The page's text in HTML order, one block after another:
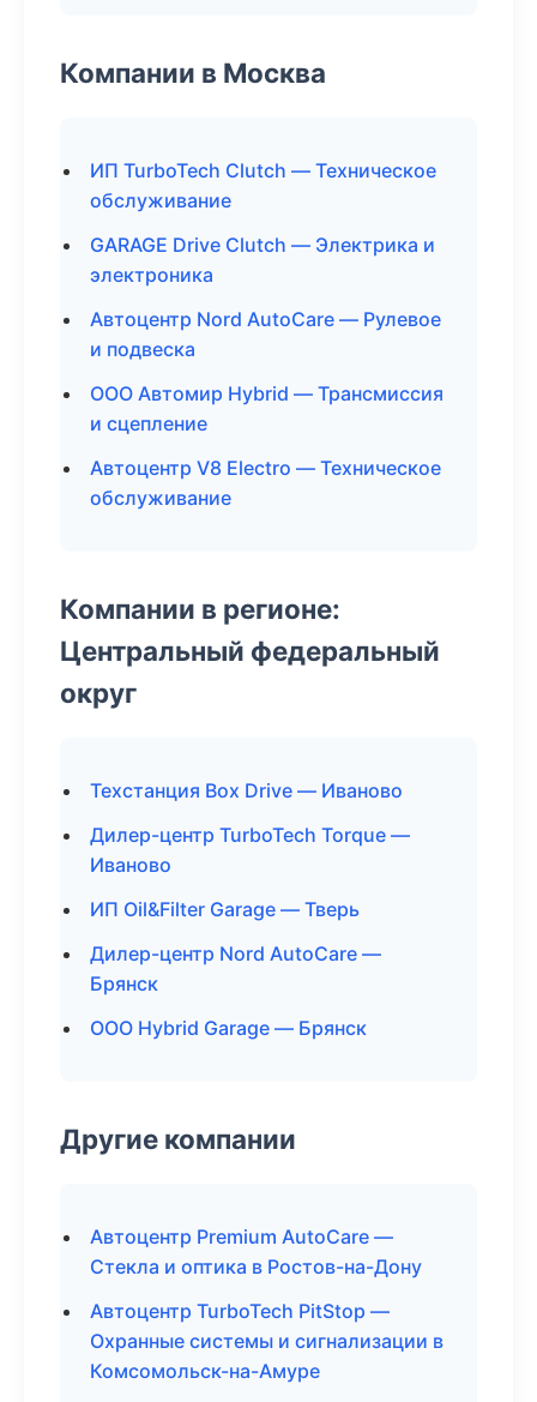
Компании в Москва
ИП TurboTech Clutch — Техническое
обслуживание
GARAGE Drive Clutch — Электрика и
электроника
Автоцентр Nord AutoCare — Рулевое
и подвеска
ООО Автомир Hybrid — Трансмиссия
и сцепление
Автоцентр V8 Electro — Техническое
обслуживание
Компании в регионе:
Центральный федеральный
округ
Техстанция Box Drive — Иваново
Дилер-центр TurboTech Torque —
Иваново
ИП Oil&Filter Garage — Тверь
Дилер-центр Nord AutoCare —
Брянск
ООО Hybrid Garage — Брянск
Другие компании
Автоцентр Premium AutoCare —
Стекла и оптика в Ростов-на-Дону
Автоцентр TurboTech PitStop —
Охранные системы и сигнализации в
Комсомольск-на-Амуре